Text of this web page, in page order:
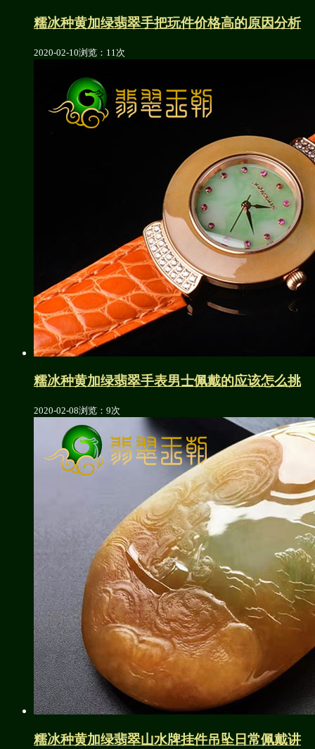
糯冰种黄加绿翡翠手把玩件价格高的原因分析
2020-02-10浏览：11次
糯冰种黄加绿翡翠手表男士佩戴的应该怎么挑
2020-02-08浏览：9次
糯冰种黄加绿翡翠山水牌挂件吊坠日常佩戴讲